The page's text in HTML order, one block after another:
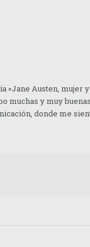
Austen,
y muy
donde me